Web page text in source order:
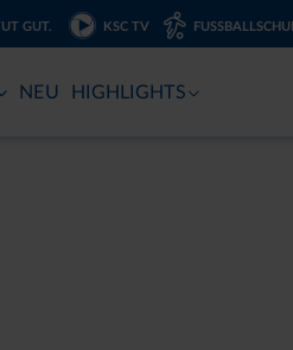
GUT. KSC TV FUSSBALLSCHULE
NEU HIGHLIGHTS